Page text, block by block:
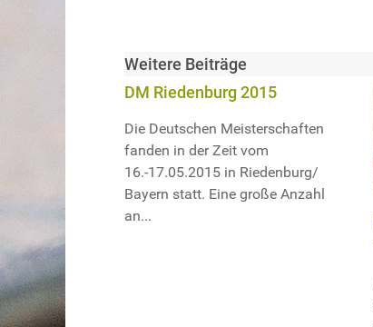
Weitere Beiträge
DM Riedenburg 2015
Die Deutschen Meisterschaften
fanden in der Zeit vom
16.-17.05.2015 in Riedenburg/
Bayern statt. Eine große Anzahl
an...